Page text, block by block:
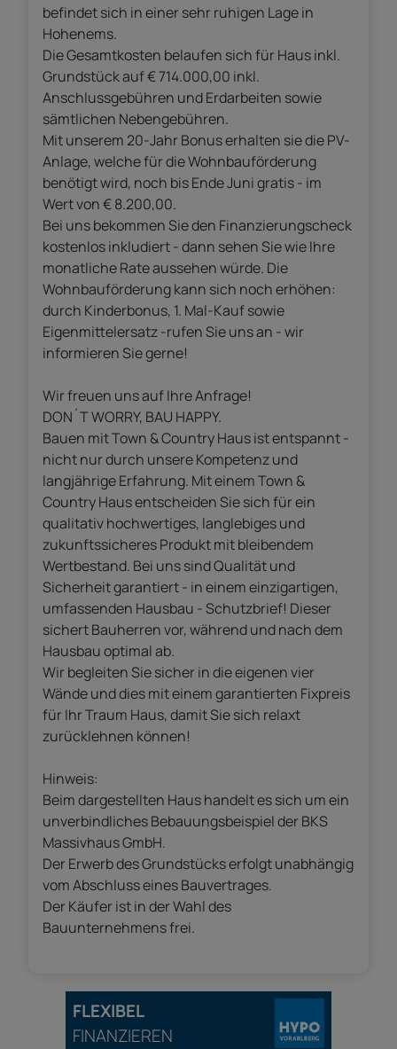
befindet sich in einer sehr ruhigen Lage in
Hohenems.
Die Gesamtkosten belaufen sich für Haus inkl.
Grundstück auf € 714.000,00 inkl.
Anschlussgebühren und Erdarbeiten sowie
sämtlichen Nebengebühren.
Mit unserem 20-Jahr Bonus erhalten sie die PV-
Anlage, welche für die Wohnbauförderung
benötigt wird, noch bis Ende Juni gratis - im
Wert von € 8.200,00.
Bei uns bekommen Sie den Finanzierungscheck
kostenlos inkludiert - dann sehen Sie wie Ihre
monatliche Rate aussehen würde. Die
Wohnbauförderung kann sich noch erhöhen:
durch Kinderbonus, 1. Mal-Kauf sowie
Eigenmittelersatz -rufen Sie uns an - wir
informieren Sie gerne!
Wir freuen uns auf Ihre Anfrage!
DON´T WORRY, BAU HAPPY.
Bauen mit Town & Country Haus ist entspannt -
nicht nur durch unsere Kompetenz und
langjährige Erfahrung. Mit einem Town &
Country Haus entscheiden Sie sich für ein
qualitativ hochwertiges, langlebiges und
zukunftssicheres Produkt mit bleibendem
Wertbestand. Bei uns sind Qualität und
Sicherheit garantiert - in einem einzigartigen,
umfassenden Hausbau - Schutzbrief! Dieser
sichert Bauherren vor, während und nach dem
Hausbau optimal ab.
Wir begleiten Sie sicher in die eigenen vier
Wände und dies mit einem garantierten Fixpreis
für Ihr Traum Haus, damit Sie sich relaxt
zurücklehnen können!
Hinweis:
Beim dargestellten Haus handelt es sich um ein
unverbindliches Bebauungsbeispiel der BKS
Massivhaus GmbH.
Der Erwerb des Grundstücks erfolgt unabhängig
vom Abschluss eines Bauvertrages.
Der Käufer ist in der Wahl des
Bauunternehmens frei.
FLEXIBEL
FINANZIEREN